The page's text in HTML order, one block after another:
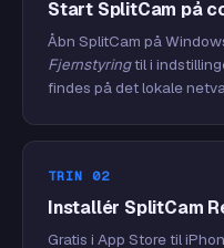
Start SplitCam på
Åbn SplitCam på
Fjernstyringtil i
findes på det lokale
TRIN 02
Installér SplitCam
Gratis i App Store til